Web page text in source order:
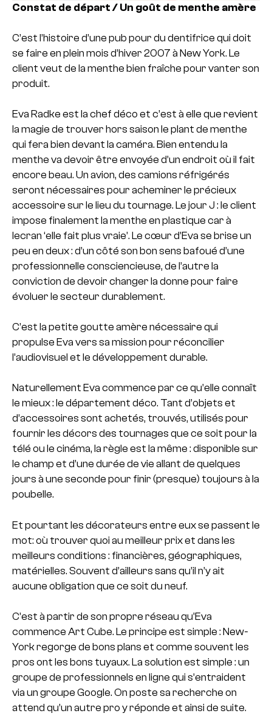
Constat de départ / Un goût de menthe amère
C’est l’histoire d’une pub pour du dentifrice qui doit
se faire en plein mois d’hiver 2007 à New York. Le
client veut de la menthe bien fraîche pour vanter son
produit.
Eva Radke est la chef déco et c’est à elle que revient
la magie de trouver hors saison le plant de menthe
qui fera bien devant la caméra. Bien entendu la
menthe va devoir être envoyée d’un endroit où il fait
encore beau. Un avion, des camions réfrigérés
seront nécessaires pour acheminer le précieux
accessoire sur le lieu du tournage. Le jour J : le client
impose finalement la menthe en plastique car à
lecran ‘elle fait plus vraie’. Le cœur d’Eva se brise un
peu en deux : d’un côté son bon sens bafoué d’une
professionnelle consciencieuse, de l’autre la
conviction de devoir changer la donne pour faire
évoluer le secteur durablement.
C’est la petite goutte amère nécessaire qui
propulse Eva vers sa mission pour réconcilier
l’audiovisuel et le développement durable.
Naturellement Eva commence par ce qu’elle connaît
le mieux : le département déco. Tant d’objets et
d’accessoires sont achetés, trouvés, utilisés pour
fournir les décors des tournages que ce soit pour la
télé ou le cinéma, la règle est la même : disponible sur
le champ et d’une durée de vie allant de quelques
jours à une seconde pour finir (presque) toujours à la
poubelle.
Et pourtant les décorateurs entre eux se passent le
mot: où trouver quoi au meilleur prix et dans les
meilleurs conditions : financières, géographiques,
matérielles. Souvent d’ailleurs sans qu’il n’y ait
aucune obligation que ce soit du neuf.
C’est à partir de son propre réseau qu’Eva
commence Art Cube. Le principe est simple : New-
York regorge de bons plans et comme souvent les
pros ont les bons tuyaux. La solution est simple : un
groupe de professionnels en ligne qui s’entraident
via un groupe Google. On poste sa recherche on
attend qu’un autre pro y réponde et ainsi de suite.